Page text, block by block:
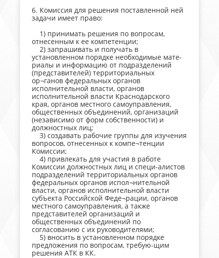
6. Комиссия для решения поставленной ней
задачи имеет право:
1) принимать решения по вопросам,
отнесенным к ее компетенции;
2) запрашивать и получать в
установленном порядке необходимые мате-
риалы и информацию от подразделений
(представителей) территориальных
ор¬ганов федеральных органов
исполнительной власти, органов
исполнительной власти Краснодарского
края, органов местного самоуправления,
общественных объединений, организаций
(независимо от форм собственности) и
должностных лиц;
3) создавать рабочие группы для изучения
вопросов, отнесенных к компе¬тенции
Комиссии;
4) привлекать для участия в работе
Комиссии должностных лиц и специ-алистов
подразделений территориальных органов
федеральных органов испол¬нительной
власти, органов исполнительной власти
субъекта Российской Феде¬рации, органов
местного самоуправления, а также
представителей организаций и
общественных объединений по
согласованию с их руководителями;
5) вносить в установленном порядке
предложения по вопросам, требую-щим
решения АТК в КК.